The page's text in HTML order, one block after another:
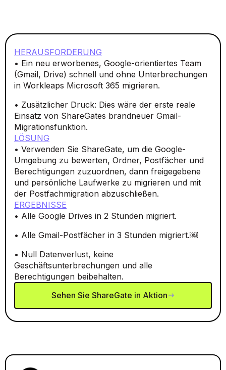
HERAUSFORDERUNG
• Ein neu erworbenes, Google-orientiertes Team
(Gmail, Drive) schnell und ohne Unterbrechungen
in Workleaps Microsoft 365 migrieren.
• Zusätzlicher Druck: Dies wäre der erste reale
Einsatz von ShareGates brandneuer Gmail-
Migrationsfunktion.
LÖSUNG
• Verwenden Sie ShareGate, um die Google-
Umgebung zu bewerten, Ordner, Postfächer und
Berechtigungen zuzuordnen, dann freigegebene
und persönliche Laufwerke zu migrieren und mit
der Postfachmigration abzuschließen.
ERGEBNISSE
• Alle Google Drives in 2 Stunden migriert.
• Alle Gmail-Postfächer in 3 Stunden migriert.￼
• Null Datenverlust, keine
Geschäftsunterbrechungen und alle
Berechtigungen beibehalten.
Sehen Sie ShareGate in Aktion